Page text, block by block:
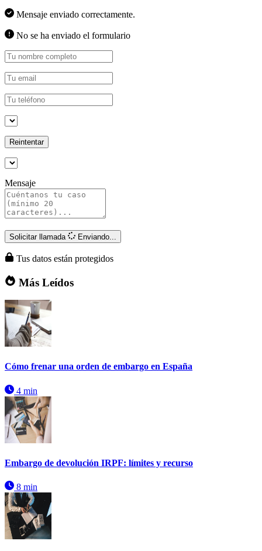
Mensaje enviado correctamente.
No se ha enviado el formulario
Reintentar
Mensaje
Solicitar llamada Enviando...
Tus datos están protegidos
Más Leídos
Cómo frenar una orden de embargo en España
4 min
Embargo de devolución IRPF: límites y recurso
8 min